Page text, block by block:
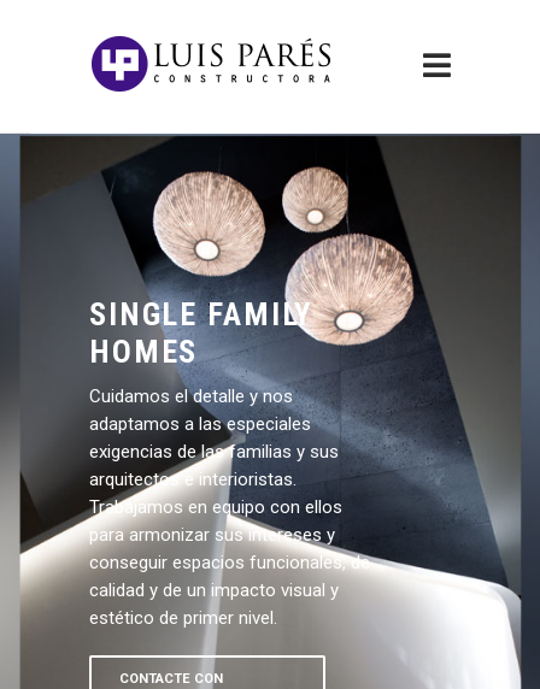
SINGLE FAMILY
HOMES
Cuidamos el detalle y nos
adaptamos a las especiales
exigencias de las familias y sus
arquitectos e interioristas.
Trabajamos en equipo con ellos
para armonizar sus intereses y
conseguir espacios funcionales, de
calidad y de un impacto visual y
estético de primer nivel.
CONTACTE CON